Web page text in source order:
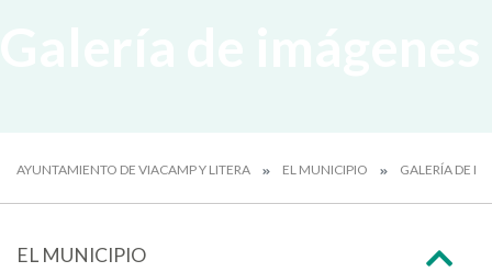
AYUNTAMIENTO DE VIACAMP Y LITERA EL MUNICIPIO GALERÍA DE
EL MUNICIPIO